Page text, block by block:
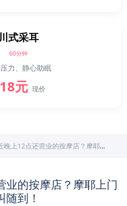
式采耳
60分钟
力、静心助眠
元 现价
上12点还营业的按摩店？摩耶上门按摩，24小时随叫随到！
业的按摩店？摩耶上门
到！